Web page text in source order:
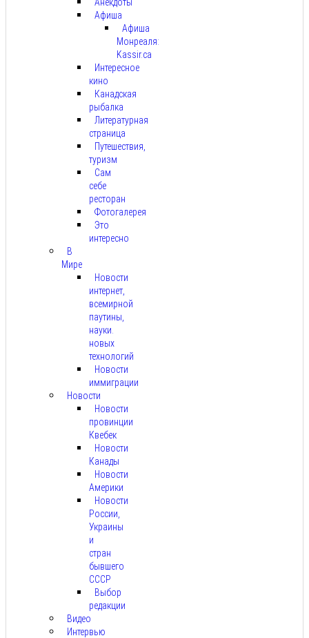
Афиша
Афиша
Монреаля:
Kassir.ca
Интересное
кино
Канадская
рыбалка
Литературная
страница
Путешествия,
туризм
Сам
себе
ресторан
Фотогалерея
Это
интересно
В
Мире
Новости
интернет,
всемирной
паутины,
науки.
новых
технологий
Новости
иммиграции
Новости
Новости
провинции
Квебек
Новости
Канады
Новости
Америки
Новости
России,
Украины
и
стран
бывшего
СССР
Выбор
редакции
Видео
Интервью